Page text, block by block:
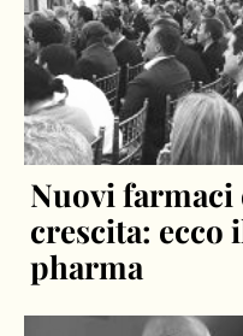
Nuovi
crescita: ecco
pharma